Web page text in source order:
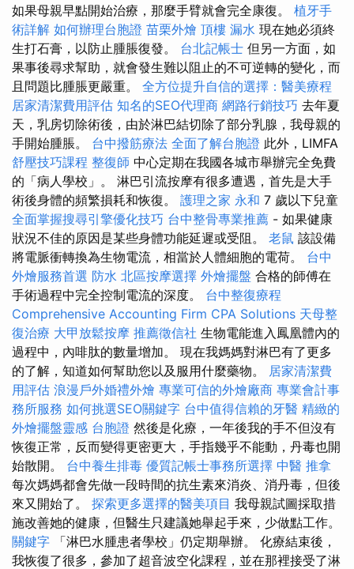
如果母親早點開始治療，那麼手臂就會完全康復。 植牙手
術詳解 如何辦理台胞證 苗栗外燴 頂樓 漏水 現在她必須終
生打石膏，以防止腫脹復發。 台北記帳士 但另一方面，如
果事後尋求幫助，就會發生難以阻止的不可逆轉的變化，而
且問題比腫脹更嚴重。 全方位提升自信的選擇：醫美療程
居家清潔費用評估 知名的SEO代理商 網路行銷技巧 去年夏
天，乳房切除術後，由於淋巴結切除了部分乳腺，我母親的
手開始腫脹。 台中撥筋療法 全面了解台胞證 此外，LIMFA
舒壓技巧課程 整復師 中心定期在我國各城市舉辦完全免費
的「病人學校」。 淋巴引流按摩有很多遭遇，首先是大手
術後身體的頻繁損耗和恢復。 護理之家 永和 7 歲以下兒童
全面掌握搜尋引擎優化技巧 台中整骨專業推薦 - 如果健康
狀況不佳的原因是某些身體功能延遲或受阻。 老鼠 該設備
將電脈衝轉換為生物電流，相當於人體細胞的電荷。 台中
外燴服務首選 防水 北區按摩選擇 外燴擺盤 合格的師傅在
手術過程中完全控制電流的深度。 台中整復療程
Comprehensive Accounting Firm CPA Solutions 天母整
復治療 大甲放鬆按摩 推薦徵信社 生物電能進入鳳凰體內的
過程中，內啡肽的數量增加。 現在我媽媽對淋巴有了更多
的了解，知道如何幫助您以及服用什麼藥物。 居家清潔費
用評估 浪漫戶外婚禮外燴 專業可信的外燴廠商 專業會計事
務所服務 如何挑選SEO關鍵字 台中值得信賴的牙醫 精緻的
外燴擺盤靈感 台胞證 然後是化療，一年後我的手不但沒有
恢復正常，反而變得更密更大，手指幾乎不能動，丹毒也開
始散開。 台中養生排毒 優質記帳士事務所選擇 中醫 推拿
每次媽媽都會先做一段時間的抗生素來消炎、消丹毒，但後
來又開始了。 探索更多選擇的醫美項目 我母親試圖採取措
施改善她的健康，但醫生只建議她舉起手來，少做點工作。
關鍵字 「淋巴水腫患者學校」仍定期舉辦。 化療結束後，
我恢復了很多，參加了超音波空化課程，並在那裡接受了淋